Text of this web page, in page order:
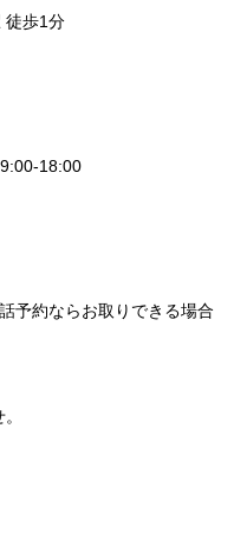
徒歩1分
18:00
予約ならお取りできる場合